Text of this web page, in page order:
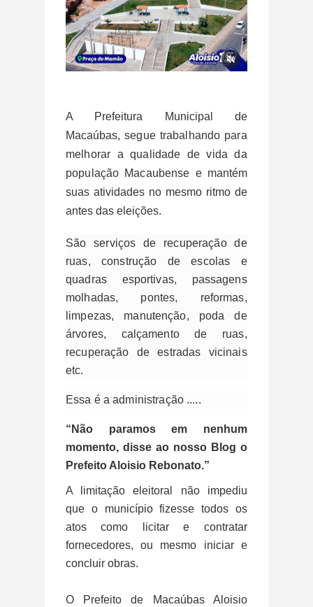
A Prefeitura Municipal de
Macaúbas, segue trabalhando para
melhorar a qualidade de vida da
população Macaubense e mantém
suas atividades no mesmo ritmo de
antes das eleições.
São serviços de recuperação de
ruas, construção de escolas e
quadras esportivas, passagens
molhadas, pontes, reformas,
limpezas, manutenção, poda de
árvores, calçamento de ruas,
recuperação de estradas vicinais
etc.
Essa é a administração .....
“Não paramos em nenhum
momento, disse ao nosso Blog o
Prefeito Aloisio Rebonato.”
A limitação eleitoral não impediu
que o município fizesse todos os
atos como licitar e contratar
fornecedores, ou mesmo iniciar e
concluir obras.
O Prefeito de Macaúbas Aloisio